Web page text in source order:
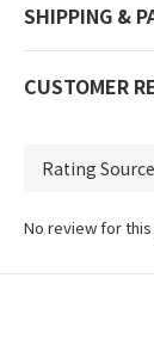
SHIPPING &
CUSTOMER
No review for